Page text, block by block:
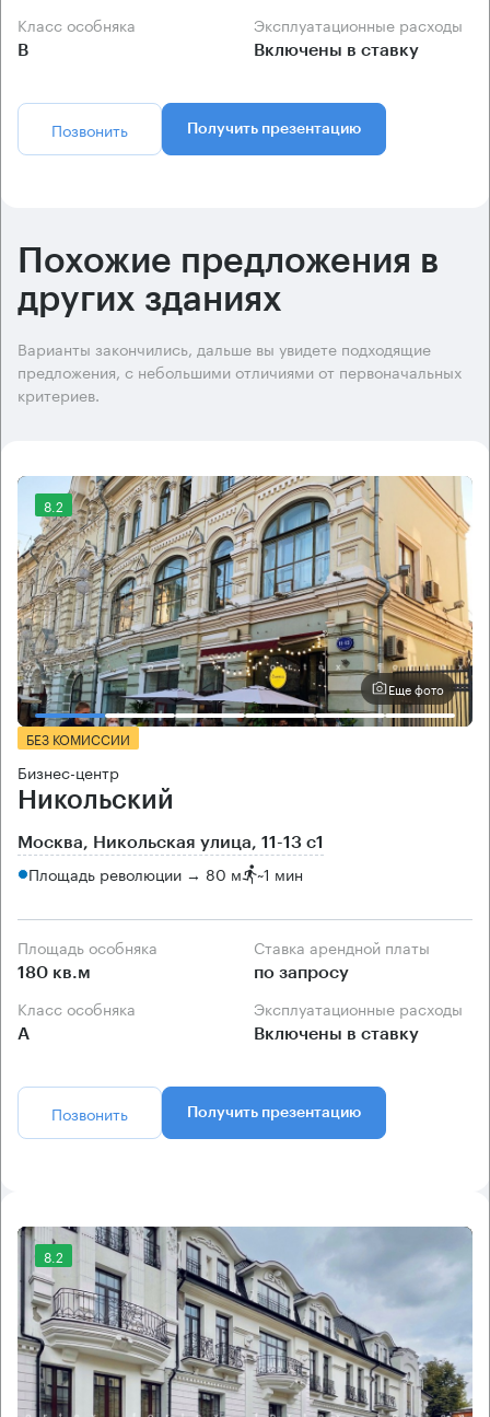
Класс особняка
B
Эксплуатационные расходы
Включены в ставку
Позвонить Получить презентацию
Похожие предложения в
других зданиях
Варианты закончились, дальше вы увидете подходящие
предложения, с небольшими отличиями от первоначальных
критериев.
8.2
Еще фото
БЕЗ КОМИССИИ
Бизнес-центр
Никольский
Москва, Никольская улица, 11-13 с1
Площадь революции → 80 м ~1 мин
Площадь особняка
180 кв.м
Ставка арендной платы
по запросу
Класс особняка
А
Эксплуатационные расходы
Включены в ставку
Позвонить Получить презентацию
8.2